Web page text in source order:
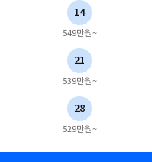
14
549만원~
21
539만원~
28
529만원~